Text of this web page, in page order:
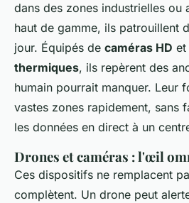
dans des zones industrielles ou
haut de gamme, ils patrouillent
jour. Équipés de caméras HD et
thermiques, ils repèrent des
humain pourrait manquer. Leur
vastes zones rapidement, sans
les données en direct à un
Drones et caméras : l'œil
Ces dispositifs ne remplacent
complètent. Un drone peut